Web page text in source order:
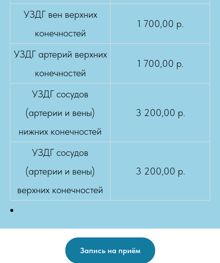
УЗДГ вен верхних
конечностей
1 700,00 р.
УЗДГ артерий верхних
конечностей
1 700,00 р.
УЗДГ сосудов
(артерии и вены)
нижних конечностей
3 200,00 р.
УЗДГ сосудов
(артерии и вены)
верхних конечностей
3 200,00 р.
Запись на приём